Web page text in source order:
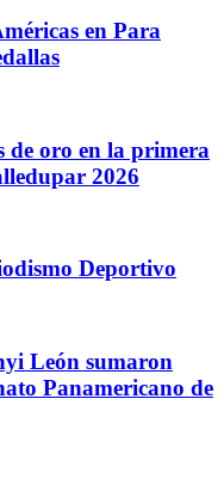
en Para
de oro en la primera
2026
Deportivo
León sumaron
Panamericano de